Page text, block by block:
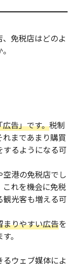
免税店はどのよ
告」です。税制
まであまり購買
するようになる可
港の免税店でし
れを機会に免税
観光客も増える可
まりやすい広告を
。
ウェブ媒体によ